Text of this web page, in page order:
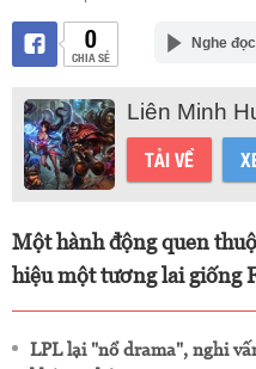
0
CHIA SẺ
Nghe
Liên Minh
TẢI VỀ
Một hành động quen
hiệu một tương lai giống
LPL lại "nổ drama", nghi